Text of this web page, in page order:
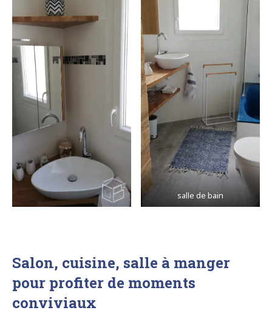
salle de bain
Salon, cuisine, salle à manger
pour profiter de moments
conviviaux